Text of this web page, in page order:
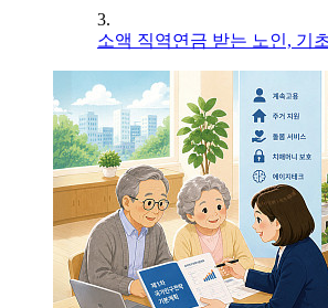
3.
소액 직역연금 받는 노인, 기